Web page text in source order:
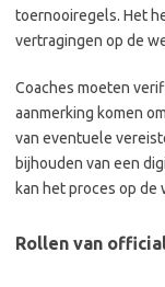
toernooiregels. Het
vertragingen op de
Coaches moeten
aanmerking komen
van eventuele
bijhouden van een
kan het proces op
Rollen van